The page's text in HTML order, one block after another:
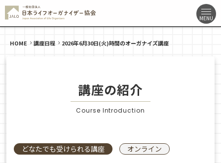
HOME 講座日程 2026年6月30日(火)時間のオーガナイズ講座
講座の紹介
Course Introduction
どなたでも受けられる講座 オンライン